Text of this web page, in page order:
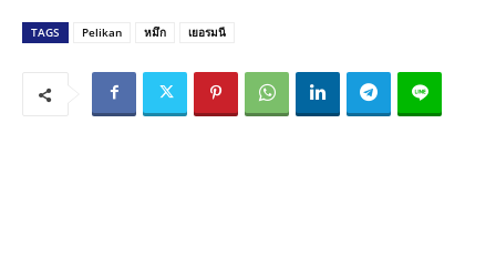
TAGS Pelikan หมึก เยอรมนี